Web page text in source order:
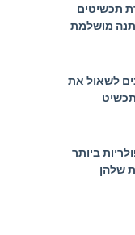
תכשיטים
מושלמת
לשאול את
ביותר
שלהן